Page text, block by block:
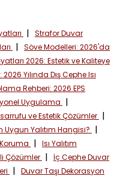
| Strafor Duvar
| Söve Modelleri: 2026'da
2026: Estetik ve Kaliteye
Yılında Dış Cephe Isı
Rehberi: 2026 EPS
Uygulama |
ve Estetik Çözümler |
Uygun Yalıtım Hangisi? |
| Isı Yalıtım
Çözümler |
İç Cephe Duvar
| Duvar Taşı Dekorasyon